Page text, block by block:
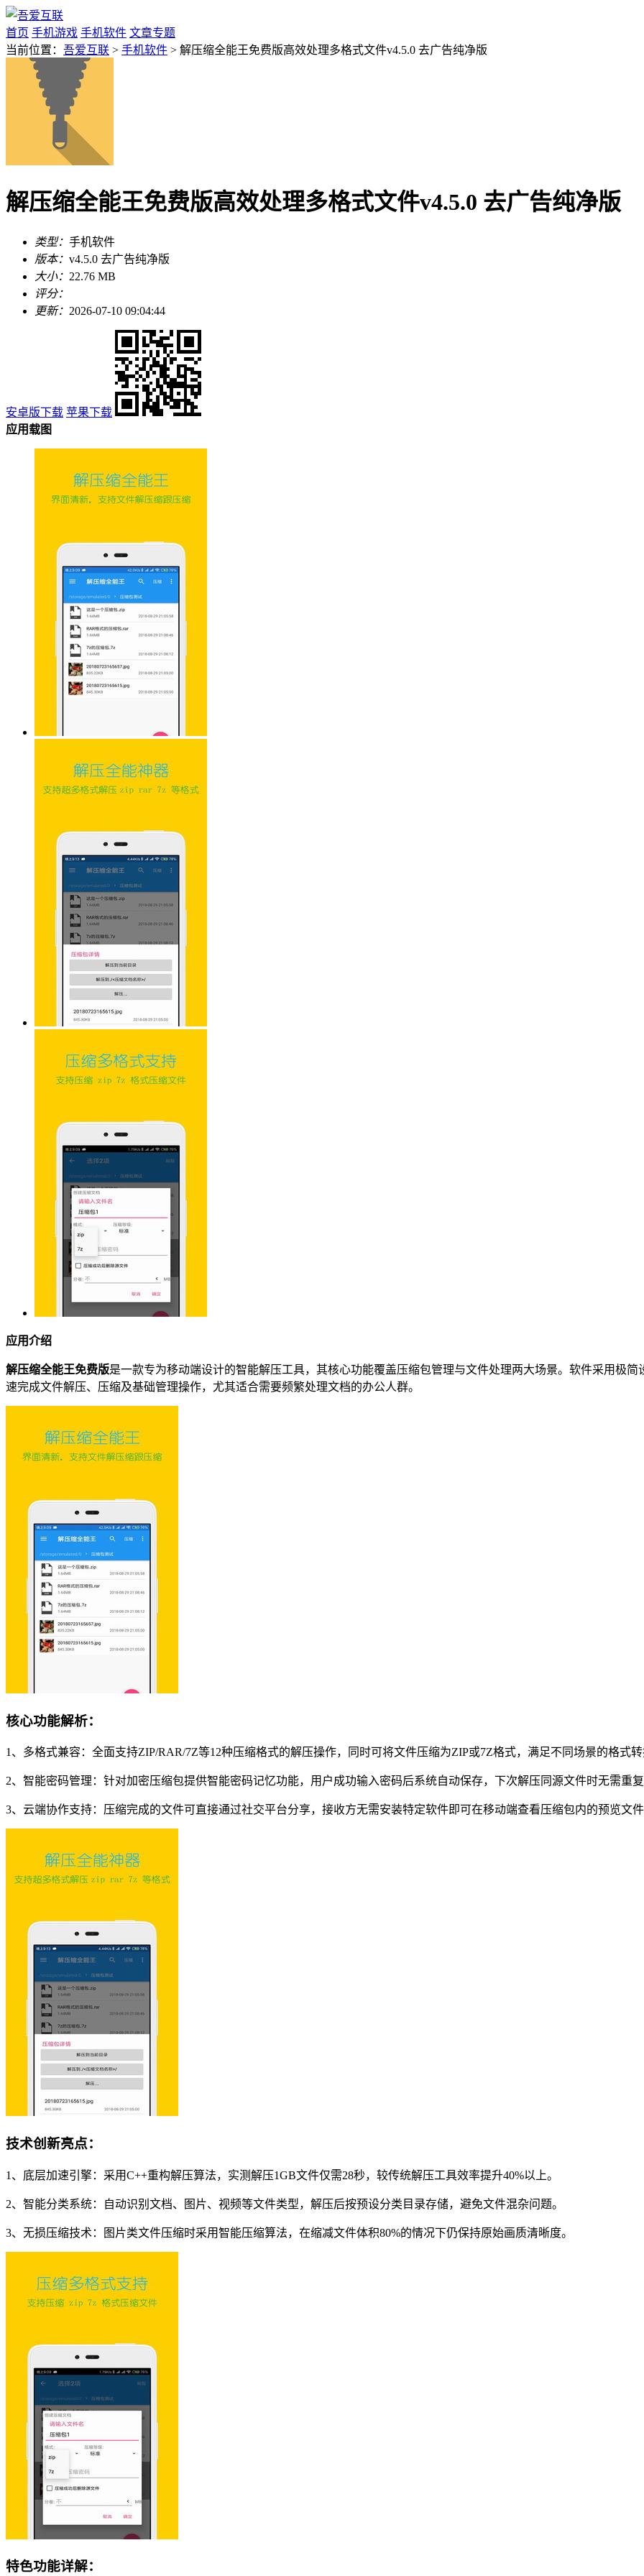
首页 手机游戏 手机软件 文章专题
当前位置： 吾爱互联 > 手机软件 > 解压缩全能王免费版高效处理多格式文件v4.5.0 去广告纯净版
解压缩全能王免费版高效处理多格式文件v4.5.0 去广告纯净版
类型： 手机软件
版本： v4.5.0 去广告纯净版
大小： 22.76 MB
评分：
更新： 2026-07-10 09:04:44
安卓版下载 苹果下载
应用载图
应用介绍
解压缩全能王免费版是一款专为移动端设计的智能解压工具，其核心功能覆盖压缩包管理与文件处理两大场景。软件采用极
速完成文件解压、压缩及基础管理操作，尤其适合需要频繁处理文档的办公人群。
核心功能解析：
1、多格式兼容：全面支持ZIP/RAR/7Z等12种压缩格式的解压操作，同时可将文件压缩为ZIP或7Z格式，满足不同场景的格式转
2、智能密码管理：针对加密压缩包提供智能密码记忆功能，用户成功输入密码后系统自动保存，下次解压同源文件时无需重复
3、云端协作支持：压缩完成的文件可直接通过社交平台分享，接收方无需安装特定软件即可在移动端查看压缩包内的预览文件
技术创新亮点：
1、底层加速引擎：采用C++重构解压算法，实测解压1GB文件仅需28秒，较传统解压工具效率提升40%以上。
2、智能分类系统：自动识别文档、图片、视频等文件类型，解压后按预设分类目录存储，避免文件混杂问题。
3、无损压缩技术：图片类文件压缩时采用智能压缩算法，在缩减文件体积80%的情况下仍保持原始画质清晰度。
特色功能详解：